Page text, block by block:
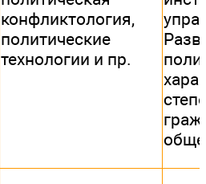
конфликтология,
политические
технологии и пр.